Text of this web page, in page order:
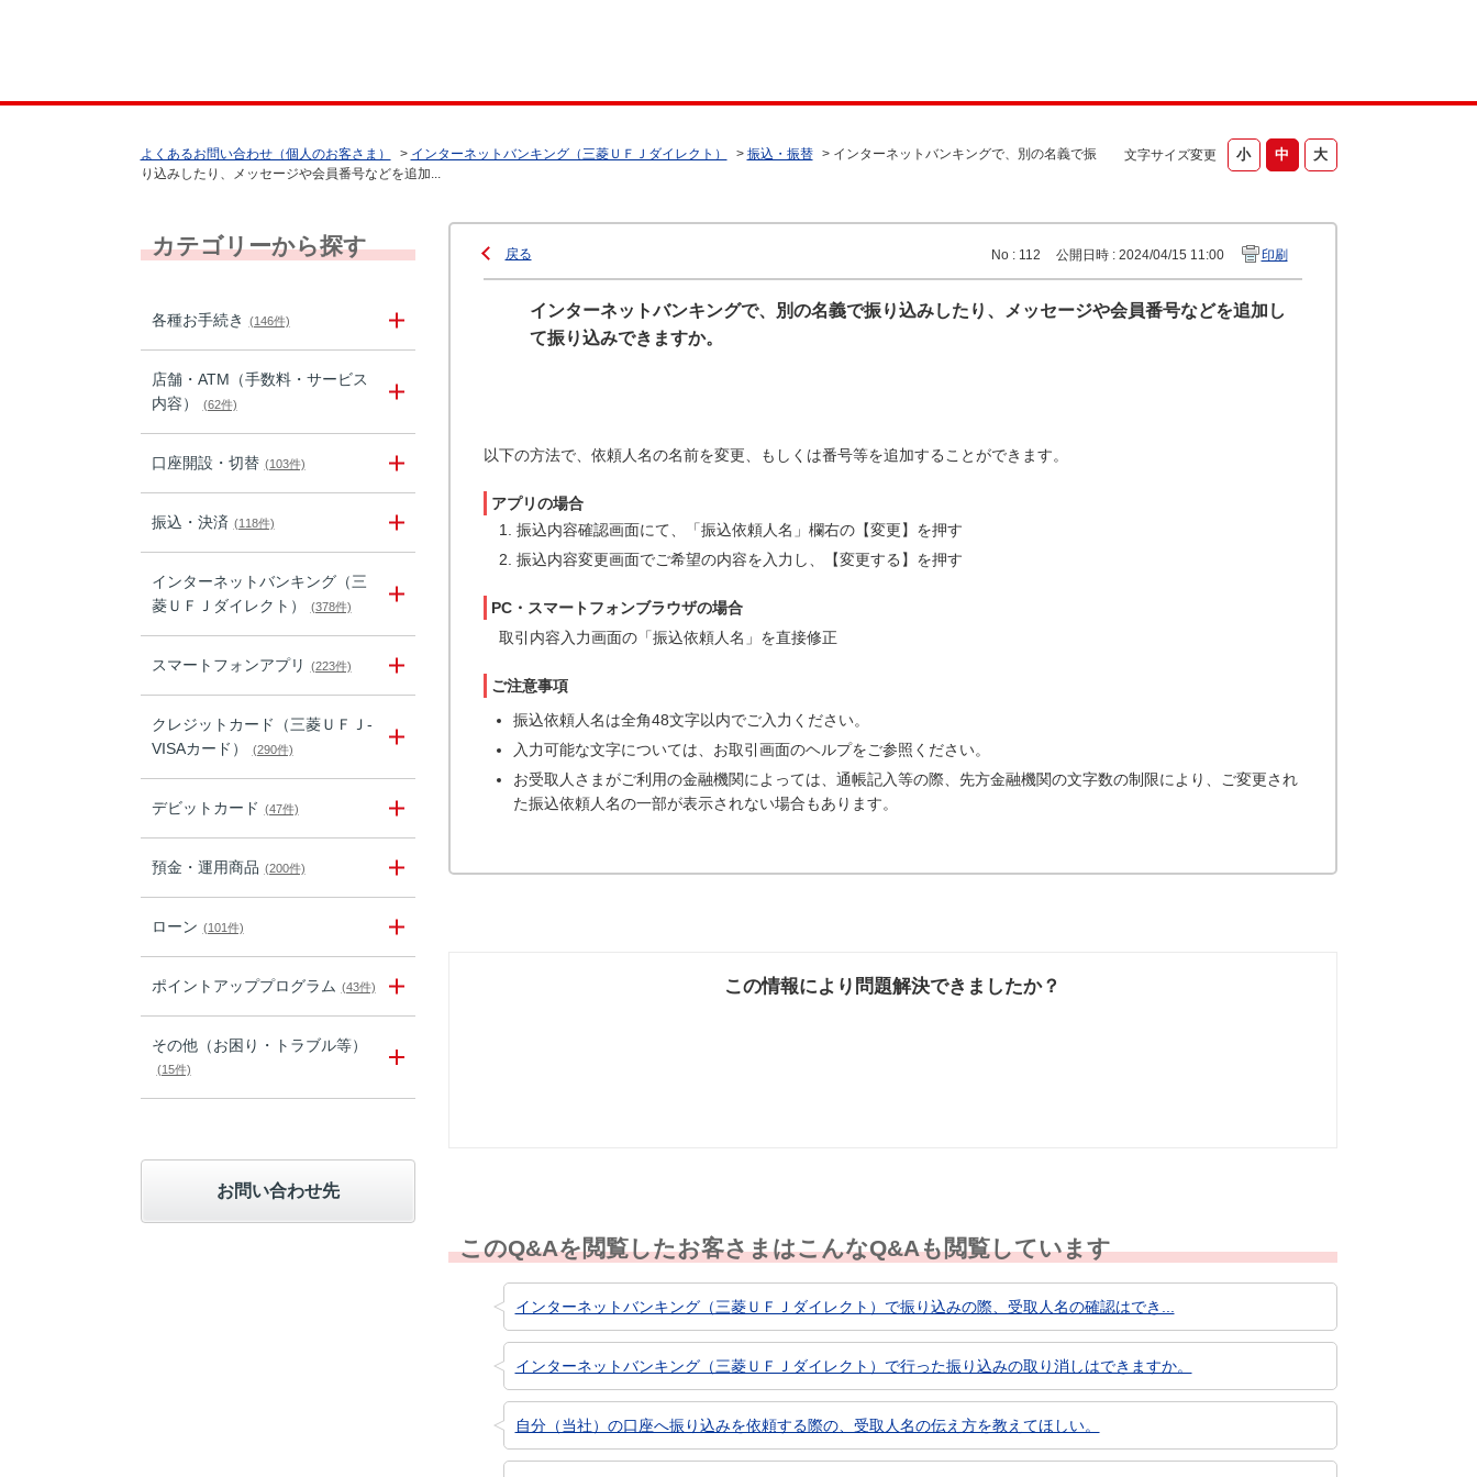
文字サイズ変更
よくあるお問い合わせ（個人のお客さま） > インターネットバンキング（三菱ＵＦＪダイレクト） > 振込・振替 > インターネットバンキングで、別の名義で振
り込みしたり、メッセージや会員番号などを追加...
カテゴリーから探す
各種お手続き (146件)
店舗・ATM（手数料・サービス
内容）
(62件)
口座開設・切替 (103件)
振込・決済 (118件)
インターネットバンキング（三
菱ＵＦＪダイレクト）
(378件)
スマートフォンアプリ (223件)
クレジットカード（三菱ＵＦＪ-
VISAカード）
(290件)
デビットカード (47件)
預金・運用商品 (200件)
ローン (101件)
ポイントアッププログラム (43件)
その他（お困り・トラブル等）
(15件)
お問い合わせ先
戻る No : 112 公開日時 : 2024/04/15 11:00 印刷
インターネットバンキングで、別の名義で振り込みしたり、メッセージや会員番号などを追加し
て振り込みできますか。
以下の方法で、依頼人名の名前を変更、もしくは番号等を追加することができます。
アプリの場合
振込内容確認画面にて、「振込依頼人名」欄右の【変更】を押す
振込内容変更画面でご希望の内容を入力し、【変更する】を押す
PC・スマートフォンブラウザの場合
取引内容入力画面の「振込依頼人名」を直接修正
ご注意事項
振込依頼人名は全角48文字以内でご入力ください。
入力可能な文字については、お取引画面のヘルプをご参照ください。
お受取人さまがご利用の金融機関によっては、通帳記入等の際、先方金融機関の文字数の制限により、ご変更され
た振込依頼人名の一部が表示されない場合もあります。
この情報により問題解決できましたか？
このQ&Aを閲覧したお客さまはこんなQ&Aも閲覧しています
インターネットバンキング（三菱ＵＦＪダイレクト）で振り込みの際、受取人名の確認はでき...
インターネットバンキング（三菱ＵＦＪダイレクト）で行った振り込みの取り消しはできますか。
自分（当社）の口座へ振り込みを依頼する際の、受取人名の伝え方を教えてほしい。